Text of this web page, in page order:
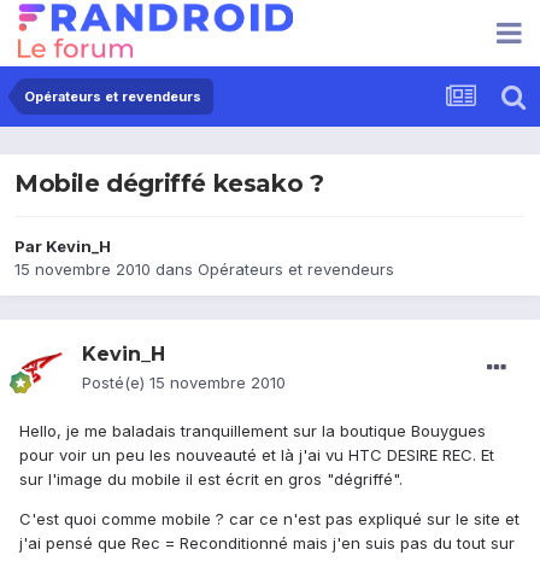
Opérateurs et revendeurs
Mobile dégriffé kesako ?
Par Kevin_H
15 novembre 2010 dans Opérateurs et revendeurs
Kevin_H
Posté(e) 15 novembre 2010
Hello, je me baladais tranquillement sur la boutique Bouygues
pour voir un peu les nouveauté et là j'ai vu HTC DESIRE REC. Et
sur l'image du mobile il est écrit en gros "dégriffé".
C'est quoi comme mobile ? car ce n'est pas expliqué sur le site et
j'ai pensé que Rec = Reconditionné mais j'en suis pas du tout sur